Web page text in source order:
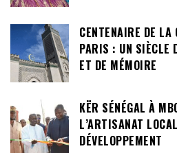
CENTENAIRE DE LA
PARIS : UN SIÈCLE
ET DE MÉMOIRE
KËR SÉNÉGAL À
L’ARTISANAT
DÉVELOPPEMENT